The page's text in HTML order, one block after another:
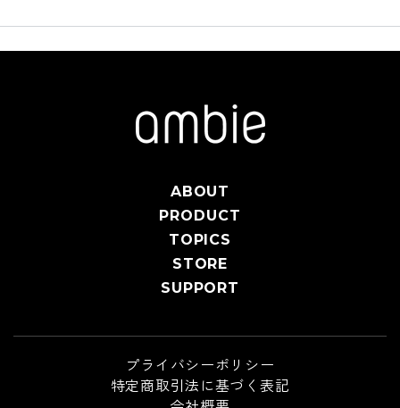
ABOUT
PRODUCT
TOPICS
STORE
SUPPORT
プライバシーポリシー
特定商取引法に基づく表記